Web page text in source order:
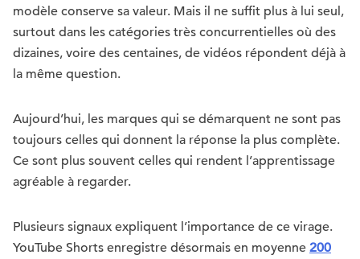
modèle conserve sa valeur. Mais il ne suffit plus à lui seul,
surtout dans les catégories très concurrentielles où des
dizaines, voire des centaines, de vidéos répondent déjà à
la même question.
Aujourd’hui, les marques qui se démarquent ne sont pas
toujours celles qui donnent la réponse la plus complète.
Ce sont plus souvent celles qui rendent l’apprentissage
agréable à regarder.
Plusieurs signaux expliquent l’importance de ce virage.
YouTube Shorts enregistre désormais en moyenne 200